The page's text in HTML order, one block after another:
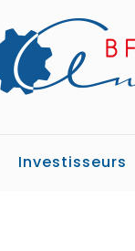
Investisseurs